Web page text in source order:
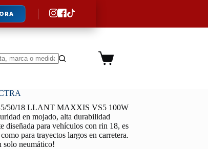
Carro
50/18 LLANT MAXXIS VS5 100W
en mojado, alta durabilidad
diseñada para vehículos con rin 18, es
para trayectos largos en carretera.
solo neumático!